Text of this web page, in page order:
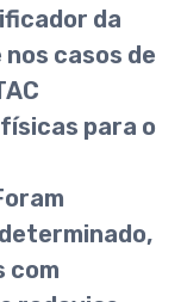
da
casos de
para o
com